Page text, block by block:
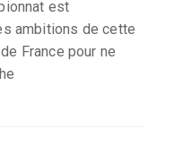
est
ambitions de cette
France pour ne